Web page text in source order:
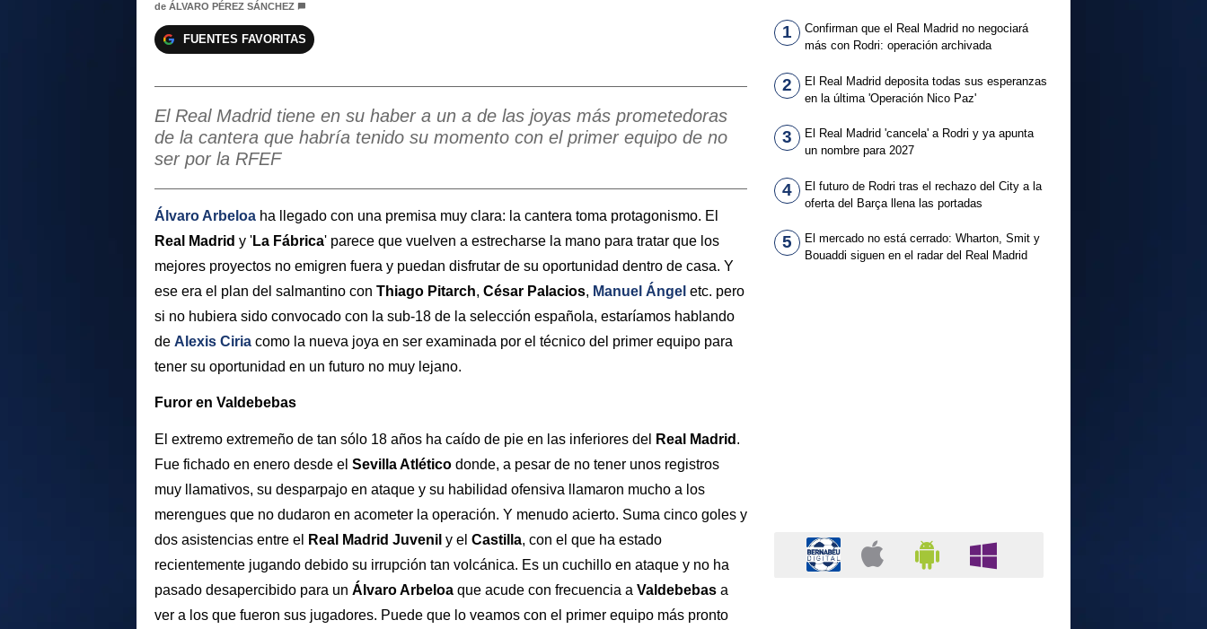
de ÁLVARO PÉREZ SÁNCHEZ
FUENTES FAVORITAS
El Real Madrid tiene en su haber a un a de las joyas más prometedoras
de la cantera que habría tenido su momento con el primer equipo de no
ser por la RFEF
Álvaro Arbeloa ha llegado con una premisa muy clara: la cantera toma protagonismo. El
Real Madrid y 'La Fábrica' parece que vuelven a estrecharse la mano para tratar que los
mejores proyectos no emigren fuera y puedan disfrutar de su oportunidad dentro de casa. Y
ese era el plan del salmantino con Thiago Pitarch, César Palacios, Manuel Ángel etc. pero
si no hubiera sido convocado con la sub-18 de la selección española, estaríamos hablando
de Alexis Ciria como la nueva joya en ser examinada por el técnico del primer equipo para
tener su oportunidad en un futuro no muy lejano.
Furor en Valdebebas
El extremo extremeño de tan sólo 18 años ha caído de pie en las inferiores del Real Madrid .
Fue fichado en enero desde el Sevilla Atlético donde, a pesar de no tener unos registros
muy llamativos, su desparpajo en ataque y su habilidad ofensiva llamaron mucho a los
merengues que no dudaron en acometer la operación. Y menudo acierto. Suma cinco goles y
dos asistencias entre el
Real Madrid Juvenil y el Castilla, con el que ha estado
recientemente jugando debido su irrupción tan volcánica. Es un cuchillo en ataque y no ha
pasado desapercibido para un Álvaro Arbeloa que acude con frecuencia a Valdebebas a
ver a los que fueron sus jugadores. Puede que lo veamos con el primer equipo más pronto
1
Confirman que el Real Madrid no negociará
más con Rodri: operación archivada
2
El Real Madrid deposita todas sus esperanzas
en la última 'Operación Nico Paz'
3
El Real Madrid 'cancela' a Rodri y ya apunta
un nombre para 2027
4
El futuro de Rodri tras el rechazo del City a la
oferta del Barça llena las portadas
5
El mercado no está cerrado: Wharton, Smit y
Bouaddi siguen en el radar del Real Madrid